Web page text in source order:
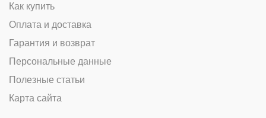
Как купить
Оплата и доставка
Гарантия и возврат
Персональные данные
Полезные статьи
Карта сайта